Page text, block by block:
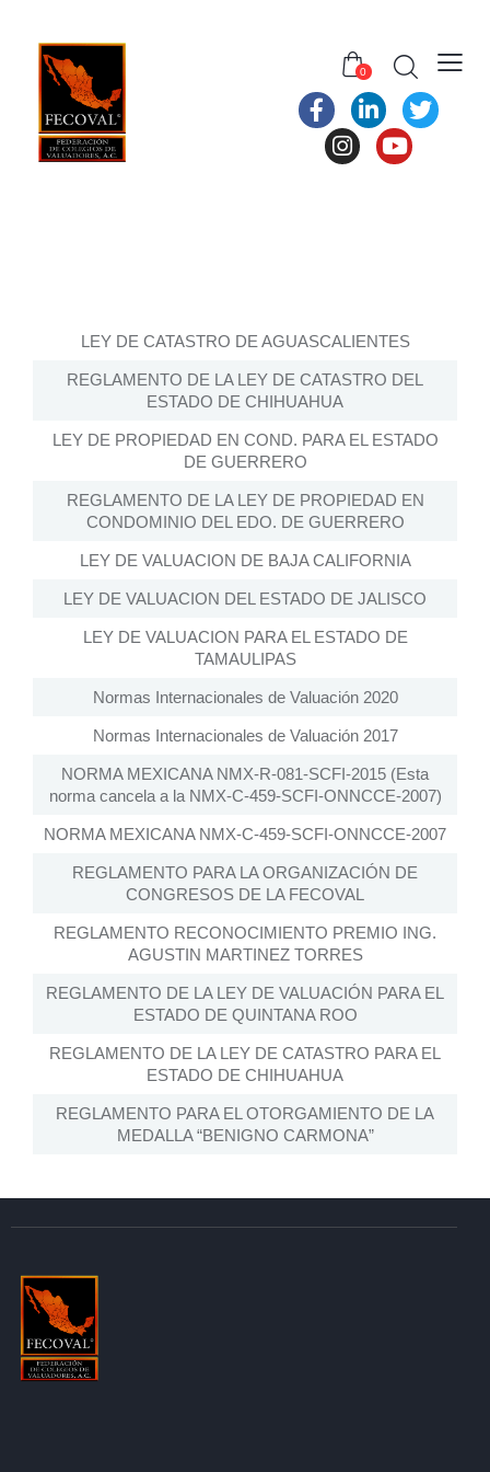
0
LEY DE CATASTRO DE AGUASCALIENTES
REGLAMENTO DE LA LEY DE CATASTRO DEL
ESTADO DE CHIHUAHUA
LEY DE PROPIEDAD EN COND. PARA EL ESTADO
DE GUERRERO
REGLAMENTO DE LA LEY DE PROPIEDAD EN
CONDOMINIO DEL EDO. DE GUERRERO
LEY DE VALUACION DE BAJA CALIFORNIA
LEY DE VALUACION DEL ESTADO DE JALISCO
LEY DE VALUACION PARA EL ESTADO DE
TAMAULIPAS
Normas Internacionales de Valuación 2020
Normas Internacionales de Valuación 2017
NORMA MEXICANA NMX-R-081-SCFI-2015 (Esta
norma cancela a la NMX-C-459-SCFI-ONNCCE-2007)
NORMA MEXICANA NMX-C-459-SCFI-ONNCCE-2007
REGLAMENTO PARA LA ORGANIZACIÓN DE
CONGRESOS DE LA FECOVAL
REGLAMENTO RECONOCIMIENTO PREMIO ING.
AGUSTIN MARTINEZ TORRES
REGLAMENTO DE LA LEY DE VALUACIÓN PARA EL
ESTADO DE QUINTANA ROO
REGLAMENTO DE LA LEY DE CATASTRO PARA EL
ESTADO DE CHIHUAHUA
REGLAMENTO PARA EL OTORGAMIENTO DE LA
MEDALLA “BENIGNO CARMONA”